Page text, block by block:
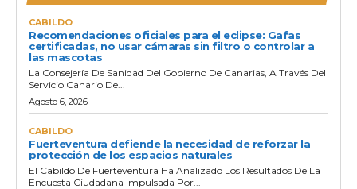
CABILDO
Recomendaciones oficiales para el eclipse: Gafas
certificadas, no usar cámaras sin filtro o controlar a
las mascotas
La Consejería De Sanidad Del Gobierno De Canarias, A Través Del
Servicio Canario De...
Agosto 6, 2026
CABILDO
Fuerteventura defiende la necesidad de reforzar la
protección de los espacios naturales
El Cabildo De Fuerteventura Ha Analizado Los Resultados De La
Encuesta Ciudadana Impulsada Por...